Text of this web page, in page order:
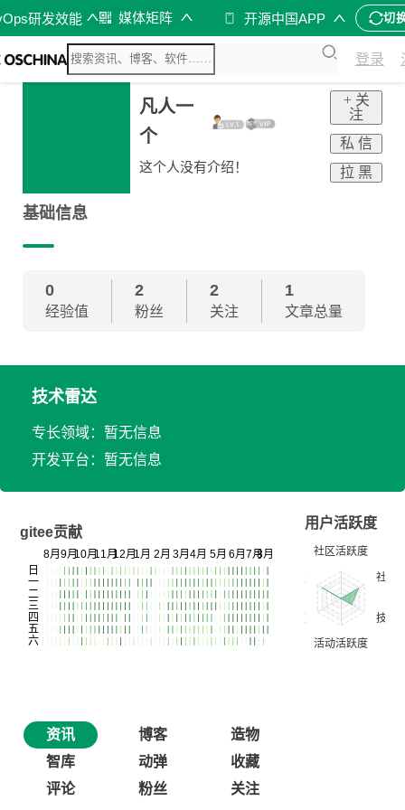
研发效能 媒体矩阵 开源中国APP 切
登录
凡人一
个
这个人没有介绍！
+ 关
注
私 信
拉 黑
基础信息
0
经验值
2
粉丝
2
关注
1
文章总量
技术雷达
专长领域：暂无信息
开发平台：暂无信息
gitee贡献
用户活跃度
资讯 博客
造物
智库
动弹
收藏
评论
粉丝 关注